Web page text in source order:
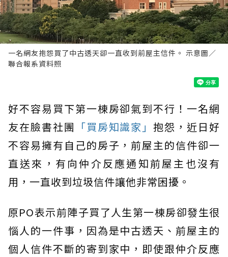
一名網友抱怨買了中古透天卻一直收到前屋主信件。 示意圖／
聯合報系資料照
好不容易買下第一棟房卻氣到不行！一名網
友在臉書社團 「買房知識家」抱怨，近日好
不容易擁有自己的房子，前屋主的信件卻一
直送來，有向仲介反應通知前屋主也沒有
用，一直收到垃圾信件讓他非常困擾。
原PO表示前陣子買了人生第一棟房卻發生很
惱人的一件事，因為是中古透天、前屋主的
個人信件不斷的寄到家中，即使跟仲介反應